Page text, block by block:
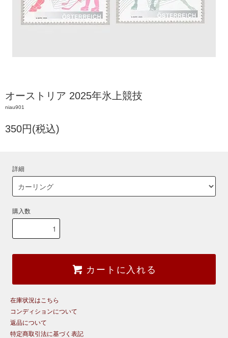
オーストリア 2025年氷上競技
niau901
350円(税込)
詳細
購入数
カートに入れる
在庫状況はこちら
コンディションについて
返品について
特定商取引法に基づく表記